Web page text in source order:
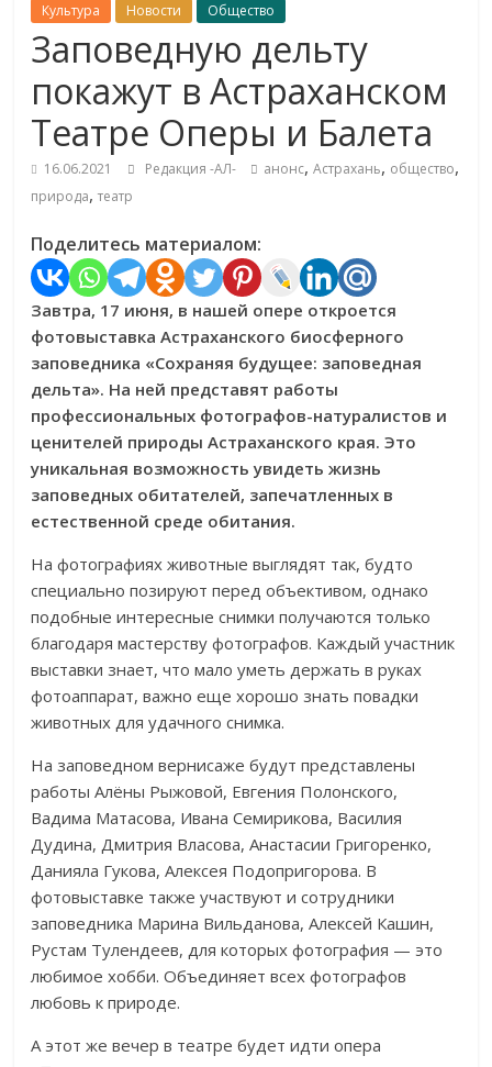
Культура Новости Общество
Заповедную дельту
покажут в Астраханском
Театре Оперы и Балета
16.06.2021 Редакция -АЛ- анонс,Астрахань, общество,
природа,театр
Поделитесь материалом:
Завтра, 17 июня, в нашей опере откроется
фотовыставка Астраханского биосферного
заповедника «Сохраняя будущее: заповедная
дельта». На ней представят работы
профессиональных фотографов-натуралистов и
ценителей природы Астраханского края. Это
уникальная возможность увидеть жизнь
заповедных обитателей, запечатленных в
естественной среде обитания.
На фотографиях животные выглядят так, будто
специально позируют перед объективом, однако
подобные интересные снимки получаются только
благодаря мастерству фотографов. Каждый участник
выставки знает, что мало уметь держать в руках
фотоаппарат, важно еще хорошо знать повадки
животных для удачного снимка.
На заповедном вернисаже будут представлены
работы Алёны Рыжовой, Евгения Полонского,
Вадима Матасова, Ивана Семирикова, Василия
Дудина, Дмитрия Власова, Анастасии Григоренко,
Данияла Гукова, Алексея Подопригорова. В
фотовыставке также участвуют и сотрудники
заповедника Марина Вильданова, Алексей Кашин,
Рустам Тулендеев, для которых фотография — это
любимое хобби. Объединяет всех фотографов
любовь к природе.
А этот же вечер в театре будет идти опера